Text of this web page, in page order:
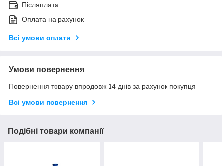
Післяплата
Оплата на рахунок
Всі умови оплати
Умови повернення
Повернення товару впродовж 14 днів за рахунок покупця
Всі умови повернення
Подібні товари компанії